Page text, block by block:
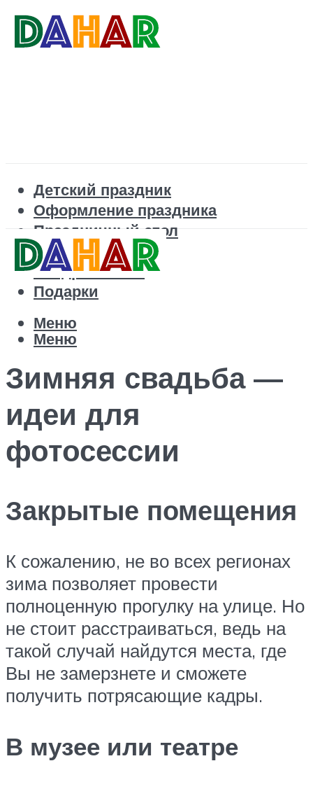
Детский праздник
Оформление праздника
Праздничный стол
Корпоратив
Поздравления
Подарки
Меню
Меню
Зимняя свадьба —
идеи для
фотосессии
Закрытые помещения
К сожалению, не во всех регионах
зима позволяет провести
полноценную прогулку на улице. Но
не стоит расстраиваться, ведь на
такой случай найдутся места, где
Вы не замерзнете и сможете
получить потрясающие кадры.
В музее или театре